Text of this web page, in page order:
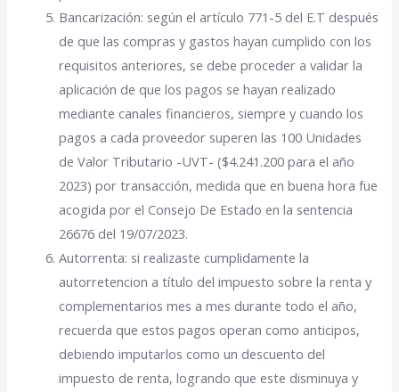
Bancarización: según el artículo 771-5 del E.T después
de que las compras y gastos hayan cumplido con los
requisitos anteriores, se debe proceder a validar la
aplicación de que los pagos se hayan realizado
mediante canales financieros, siempre y cuando los
pagos a cada proveedor superen las 100 Unidades
de Valor Tributario -UVT- ($4.241.200 para el año
2023) por transacción, medida que en buena hora fue
acogida por el Consejo De Estado en la sentencia
26676 del 19/07/2023.
Autorrenta: si realizaste cumplidamente la
autorretencion a título del impuesto sobre la renta y
complementarios mes a mes durante todo el año,
recuerda que estos pagos operan como anticipos,
debiendo imputarlos como un descuento del
impuesto de renta, logrando que este disminuya y